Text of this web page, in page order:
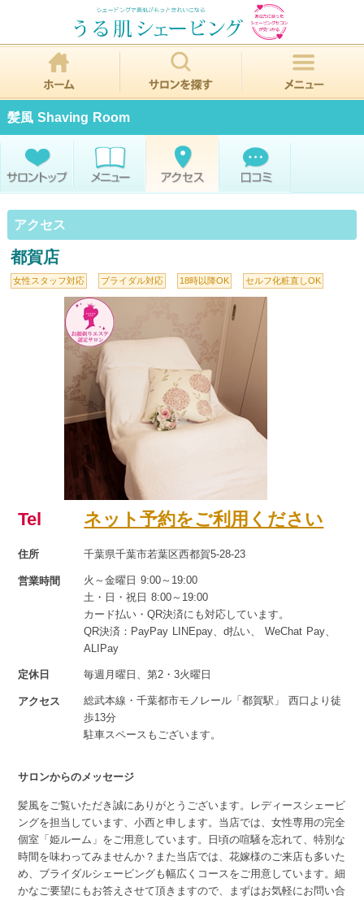
髪風 Shaving Room
アクセス
都賀店
女性スタッフ対応 ブライダル対応 18時以降OK セルフ化粧直しOK
Tel ネット予約をご利用ください
住所 千葉県千葉市若葉区西都賀5-28-23
営業時間
火～金曜日 9:00～19:00
土・日・祝日 8:00～19:00
カード払い・QR決済にも対応しています。
QR決済：PayPay LINEpay、d払い、 WeChat Pay、
ALIPay
定休日 毎週月曜日、第2・3火曜日
アクセス
総武本線・千葉都市モノレール「都賀駅」 西口より徒
歩13分
駐車スペースもございます。
サロンからのメッセージ
髪風をご覧いただき誠にありがとうございます。レディースシェービ
ングを担当しています、小西と申します。当店では、女性専用の完全
個室「姫ルーム」をご用意しています。日頃の喧騒を忘れて、特別な
時間を味わってみませんか？また当店では、花嫁様のご来店も多いた
め、ブライダルシェービングも幅広くコースをご用意しています。細
かなご要望にもお答えさせて頂きますので、まずはお気軽にお問い合